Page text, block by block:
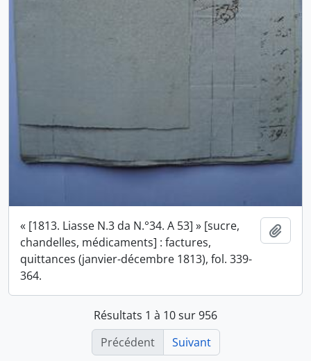
« [1813. Liasse N.3 da N.°34. A 53] » [sucre,
chandelles, médicaments] : factures,
quittances (janvier-décembre 1813), fol. 339-
364.
Résultats 1 à 10 sur 956
Précédent
Suivant